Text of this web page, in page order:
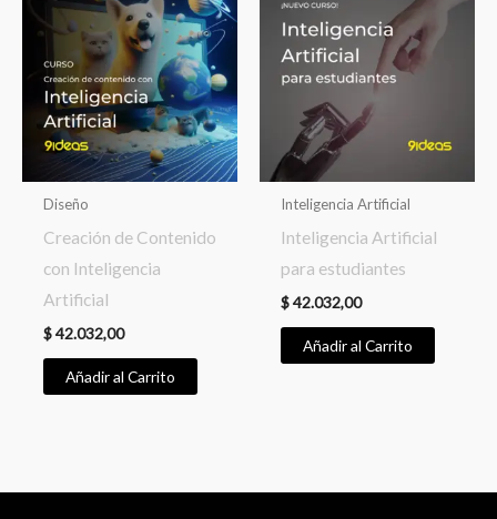
Diseño
Creación de Contenido
con Inteligencia
Artificial
$42.032,00
Añadir al Carrito
Inteligencia Artificial
Inteligencia Artificial
para estudiantes
$42.032,00
Añadir al Carrito